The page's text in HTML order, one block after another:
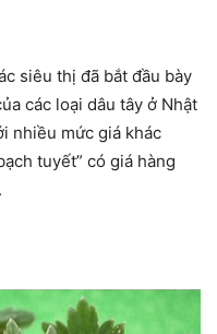
siêu thị đã bắt đầu bày
các loại dâu tây ở Nhật
nhiều mức giá khác
tuyết” có giá hàng